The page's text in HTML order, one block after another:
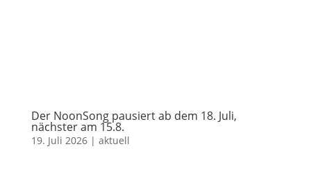
Der NoonSong pausiert ab dem 18. Juli,
nächster am 15.8.
19. Juli 2026| aktuell